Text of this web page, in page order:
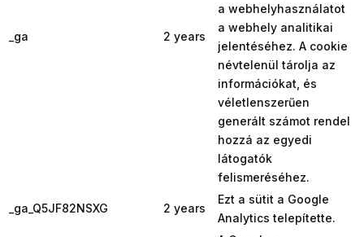
_ga 2 years
a webhelyhasználatot
a webhely analitikai
jelentéséhez. A cookie
névtelenül tárolja az
információkat, és
véletlenszerűen
generált számot rendel
hozzá az egyedi
látogatók
felismeréséhez.
_ga_Q5JF82NSXG 2 years
Ezt a sütit a Google
Analytics telepítette.